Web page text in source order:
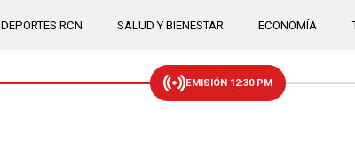
DEPORTES RCN SALUD Y BIENESTAR ECONOMÍA
EMISIÓN 12:30 PM